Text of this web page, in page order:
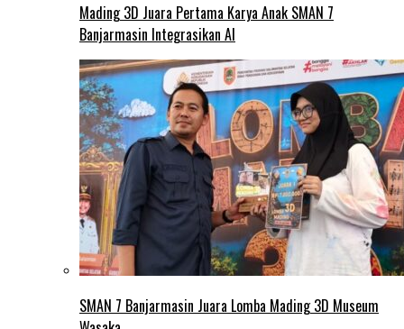
Mading 3D Juara Pertama Karya Anak SMAN 7
Banjarmasin Integrasikan AI
SMAN 7 Banjarmasin Juara Lomba Mading 3D Museum